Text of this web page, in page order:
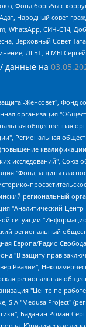
Фонд борьбы с
Народный совет
WhatsApp, СИЧ-С14,
Верховный Совет
ЛГБТ, Я.МЫ
данные на
фонд "Гражданский союз", "Север.Реалии", Некоммерческая организация Фонд "Правовая инициатива", Общество с ограниченной ответственностью "Радио Свободная Европа/Радио Свобода", Чешское информационное агентство "MEDIUM-ORIENT", Красноярская региональная общественная организация "Мы против СПИДа", Камалягин Денис Николаевич, Маркелов Сергей Евгеньевич, Пономарев Лев Александрович, Савицкая Людмила Алексеевна, Автономная некоммерческая организация "Центр по работе с проблемой насилия "НАСИЛИЮ.НЕТ", Межрегиональный профессиональный союз работников здравоохранения "Альянс врачей", Юридическое лицо, зарегистрированное в Латвийской Республике, SIA "Medusa Project" (регистрационный номер 40103797863, дата регистрации 10.06.2014), Некоммерческая организация "Фонд по борьбе с коррупцией", Автономная некоммерческая организация "Институт права и публичной политики", Баданин Роман Сергеевич, Гликин Максим Александрович, Железнова Мария Михайловна, Лукьянова